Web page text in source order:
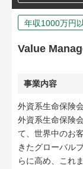
年収1000万円
Value
事業内容
外資系生命保険
外資系生命保険
て、世界中のお
きたグローバル
らに高め、これ